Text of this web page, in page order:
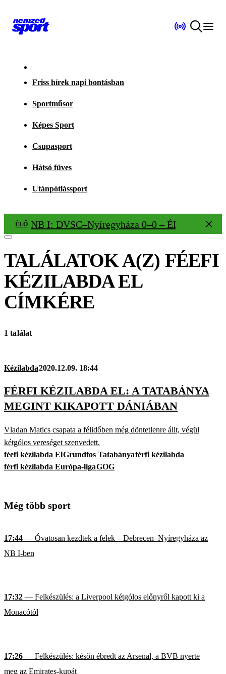
Friss hírek napi bontásban
Sportműsor
Képes Sport
Csupasport
Hátsó füves
Utánpótlássport
ÉLŐ NB I: DVSC–Nyíregyháza 0–0 – ÉLŐ!
TALÁLATOK A(Z) FÉEFI
KÉZILABDA EL
CÍMKÉRE
1 találat
Kézilabda2020.12.09. 18:44
FÉRFI KÉZILABDA EL: A TATABÁNYA
MEGINT KIKAPOTT DÁNIÁBAN
Vladan Matics csapata a félidőben még döntetlenre állt, végül
kétgólos vereséget szenvedett.
féefi kézilabda ElGrundfos Tatabányaférfi kézilabda
férfi kézilabda Európa-ligaGOG
Még több sport
17:44 — Óvatosan kezdtek a felek – Debrecen–Nyíregyháza az
NB I-ben
17:32 — Felkészülés: a Liverpool kétgólos előnyről kapott ki a
Monacótól
17:26 — Felkészülés: későn ébredt az Arsenal, a BVB nyerte
meg az Emirates-kupát